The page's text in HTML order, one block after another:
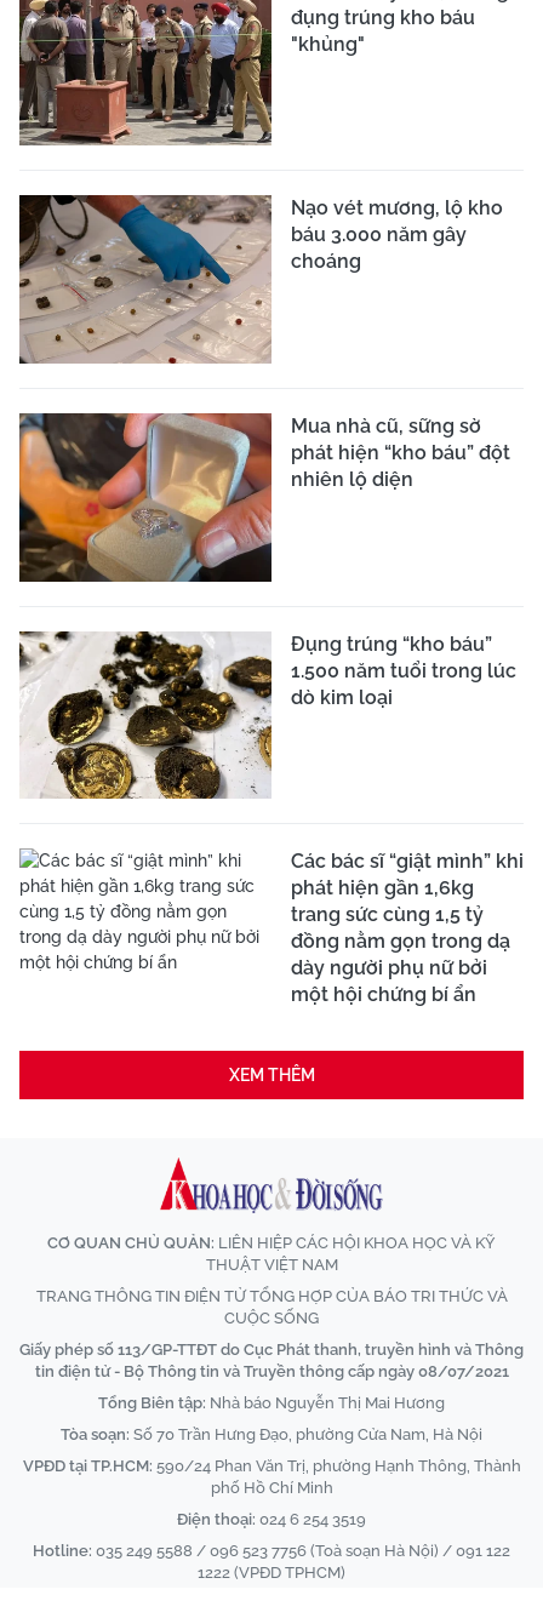
đụng trúng kho báu
"khủng"
Nạo vét mương, lộ kho
báu 3.000 năm gây
choáng
Mua nhà cũ, sững sờ
phát hiện “kho báu” đột
nhiên lộ diện
Đụng trúng “kho báu”
1.500 năm tuổi trong lúc
dò kim loại
Các bác sĩ “giật mình” khi
phát hiện gần 1,6kg
trang sức cùng 1,5 tỷ
đồng nằm gọn trong dạ
dày người phụ nữ bởi
một hội chứng bí ẩn
XEM THÊM
CƠ QUAN CHỦ QUẢN: LIÊN HIỆP CÁC HỘI KHOA HỌC VÀ KỸ
THUẬT VIỆT NAM
TRANG THÔNG TIN ĐIỆN TỬ TỔNG HỢP CỦA BÁO TRI THỨC VÀ
CUỘC SỐNG
Giấy phép số 113/GP-TTĐT do Cục Phát thanh, truyền hình và Thông
tin điện tử - Bộ Thông tin và Truyền thông cấp ngày 08/07/2021
Tổng Biên tập: Nhà báo Nguyễn Thị Mai Hương
Tòa soạn: Số 70 Trần Hưng Đạo, phường Cửa Nam, Hà Nội
VPĐD tại TP.HCM: 590/24 Phan Văn Trị, phường Hạnh Thông, Thành
phố Hồ Chí Minh
Điện thoại: 024 6 254 3519
Hotline: 035 249 5588 / 096 523 7756 (Toà soạn Hà Nội) / 091 122
1222 (VPĐD TPHCM)